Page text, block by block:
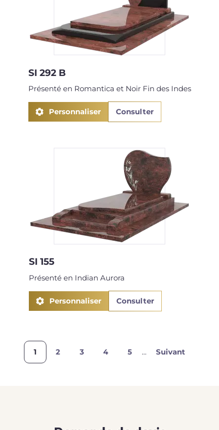
SI 292 B
Présenté en Romantica et Noir Fin des Indes
Personnaliser Consulter
SI 155
Présenté en Indian Aurora
Personnaliser Consulter
Page
courante
1 Page
2 Page
3 Page
4 Page
5 …
Page
Suivant